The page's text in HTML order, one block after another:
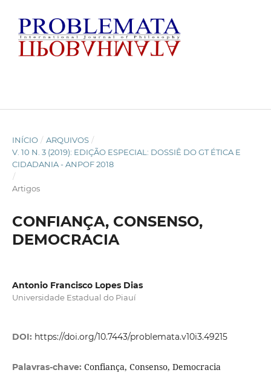
INÍCIO / ARQUIVOS /
V. 10 N. 3 (2019): EDIÇÃO ESPECIAL: DOSSIÊ DO GT ÉTICA E
CIDADANIA - ANPOF 2018
/
Artigos
CONFIANÇA, CONSENSO,
DEMOCRACIA
Antonio Francisco Lopes Dias
Universidade Estadual do Piauí
DOI: https://doi.org/10.7443/problemata.v10i3.49215
Palavras-chave: Confiança, Consenso, Democracia